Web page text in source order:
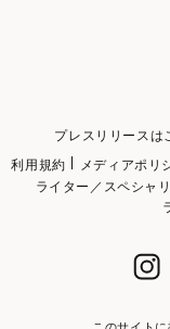
プレスリリースは
利用規約
メディアポリ
ライター／スペシャ